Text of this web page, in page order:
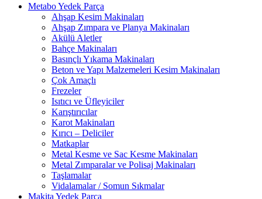
Metabo Yedek Parça
Ahşap Kesim Makinaları
Ahşap Zımpara ve Planya Makinaları
Akülü Aletler
Bahçe Makinaları
Basınçlı Yıkama Makinaları
Beton ve Yapı Malzemeleri Kesim Makinaları
Çok Amaçlı
Frezeler
Isıtıcı ve Üfleyiciler
Karıştırıcılar
Karot Makinaları
Kırıcı – Deliciler
Matkaplar
Metal Kesme ve Sac Kesme Makinaları
Metal Zımparalar ve Polisaj Makinaları
Taşlamalar
Vidalamalar / Somun Sıkmalar
Makita Yedek Parça